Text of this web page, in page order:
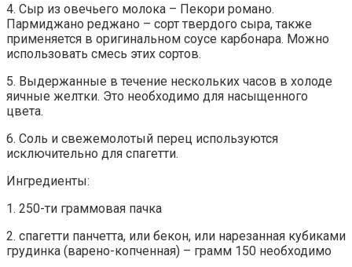
4. Сыр из овечьего молока – Пекори романо.
Пармиджано реджано – сорт твердого сыра, также
применяется в оригинальном соусе карбонара. Можно
использовать смесь этих сортов.
5. Выдержанные в течение нескольких часов в холоде
яичные желтки. Это необходимо для насыщенного
цвета.
6. Соль и свежемолотый перец используются
исключительно для спагетти.
Ингредиенты:
1. 250-ти граммовая пачка
2. спагетти панчетта, или бекон, или нарезанная кубиками
грудинка (варено-копченная) – грамм 150 необходимо